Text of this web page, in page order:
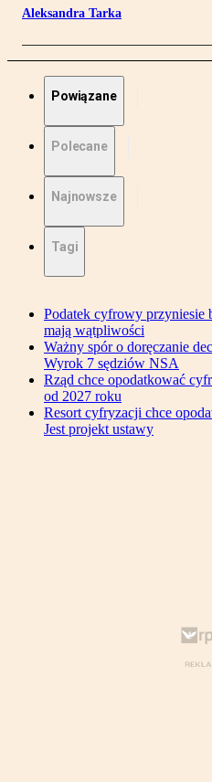
Aleksandra Tarka
Powiązane
Polecane
Najnowsze
Tagi
Podatek cyfrowy przyniesie
mają wątpliwości
Ważny spór o doręczanie
Wyrok 7 sędziów NSA
Rząd chce opodatkować
od 2027 roku
Resort cyfryzacji chce
Jest projekt ustawy